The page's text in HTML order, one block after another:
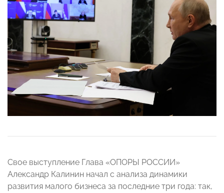
Свое выступление Глава «ОПОРЫ РОССИИ»
Александр Калинин начал с анализа динамики
развития малого бизнеса за последние три года: так,